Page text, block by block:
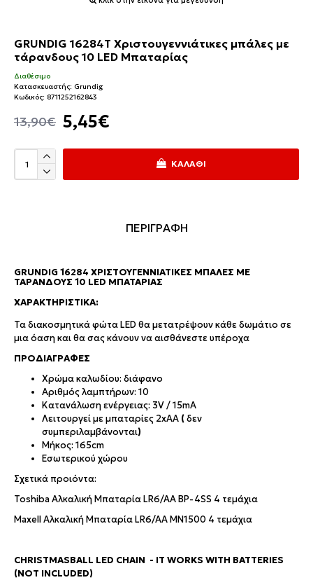
GRUNDIG 16284T Χριστουγεννιάτικες μπάλες με
τάρανδους 10 LED Μπαταρίας
5,45€
13,90€
Διαθέσιμο
Κατασκευαστής: Grundig
Κωδικός: 8711252162843
ΚΑΛΆΘΙ
ΠΕΡΙΓΡΑΦΗ
GRUNDIG 16284 ΧΡΙΣΤΟΥΓΕΝΝΙΆΤΙΚΕΣ ΜΠΆΛΕΣ ΜΕ
ΤΆΡΑΝΔΟΥΣ 10 LED ΜΠΑΤΑΡΊΑΣ
ΧΑΡΑΚΤΗΡΙΣΤΙΚΆ:
Τα διακοσμητικά φώτα LED θα μετατρέψουν κάθε δωμάτιο σε
μια όαση και θα σας κάνουν να αισθάνεστε υπέροχα
ΠΡΟΔΙΑΓΡΑΦΕΣ
Χρώμα καλωδίου: διάφανο
Αριθμός λαμπτήρων: 10
Κατανάλωση ενέργειας: 3V / 15mA
Λειτουργεί με μπαταρίες 2xAA (δεν
συμπεριλαμβάνονται)
Μήκος: 165cm
Εσωτερικού χώρου
Σχετικά προιόντα:
Toshiba Αλκαλική Μπαταρία LR6/AA BP-4SS 4 τεμάχια
Maxell Αλκαλική Μπαταρία LR6/AA MN1500 4 τεμάχια
CHRISTMASBALL LED CHAIN - IT WORKS WITH BATTERIES
(NOT INCLUDED)